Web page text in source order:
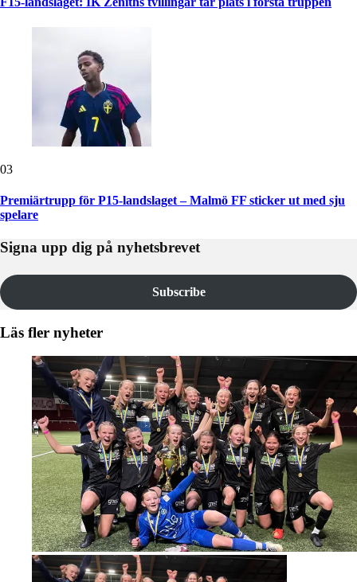
03
Premiärtrupp för P15-landslaget – Malmö FF sticker ut med sju
spelare
Signa upp dig på nyhetsbrevet
Subscribe
Läs fler nyheter